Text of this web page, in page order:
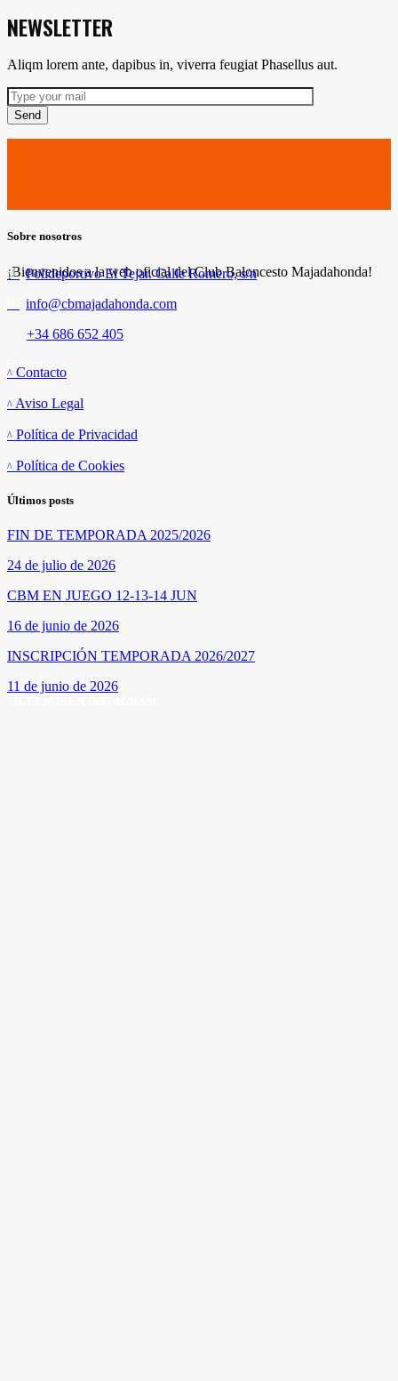
NEWSLETTER
Aliqm lorem ante, dapibus in, viverra feugiat Phasellus aut.
Send
Sobre nosotros
¡Bienvenidos a la web oficial del Club Baloncesto Majadahonda!
Polideportivo El Tejar. Calle Romero, s/n
info@cbmajadahonda.com
+34 686 652 405
Contacto
Aviso Legal
Política de Privacidad
Política de Cookies
Últimos posts
FIN DE TEMPORADA 2025/2026
24 de julio de 2026
CBM EN JUEGO 12-13-14 JUN
16 de junio de 2026
INSCRIPCIÓN TEMPORADA 2026/2027
11 de junio de 2026